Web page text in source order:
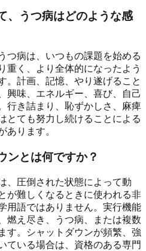
、うつ病はどのような感
つ病は、いつもの課題を始める
重く、より全体的になったよう
。計画、記憶、やり遂げること
興味、エネルギー、喜び、自己
行き詰まり、恥ずかしさ、麻痺
とても努力し続けることによる
あります。
ンとは何ですか？
、圧倒された状態によって動
が難しくなるときに使われる非
用語ではありません。実行機能
燃え尽き、うつ病、または複数
す。シャットダウンが頻繁、強
ている場合は、資格のある専門